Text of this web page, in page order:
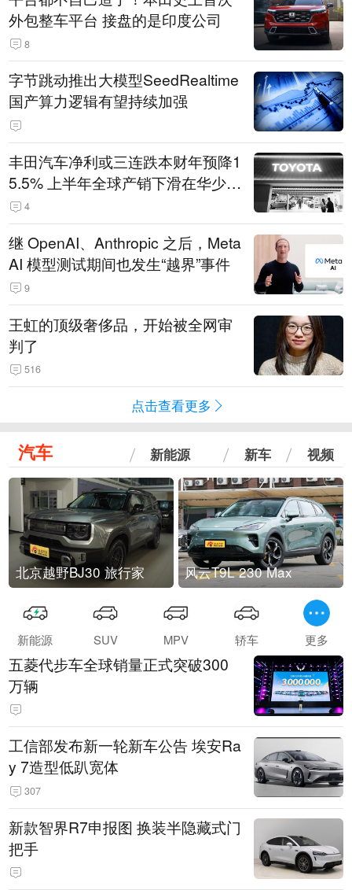
外包整车平台 接盘的是印度公司
8
字节跳动推出大模型SeedRealtime
国产算力逻辑有望持续加强
丰田汽车净利或三连跌本财年预降1
5.5% 上半年全球产销下滑在华少卖
14.3万辆
4
继 OpenAI、Anthropic 之后，Meta
AI 模型测试期间也发生“越界”事件
9
王虹的顶级奢侈品，开始被全网审
判了
516
点击查看更多
汽车 新能源 新车 视频
北京越野BJ30 旅行家 风云T9L 230 Max
新能源 SUV MPV 轿车 更多
五菱代步车全球销量正式突破300
万辆
工信部发布新一轮新车公告 埃安Ra
y 7造型低趴宽体
307
新款智界R7申报图 换装半隐藏式门
把手